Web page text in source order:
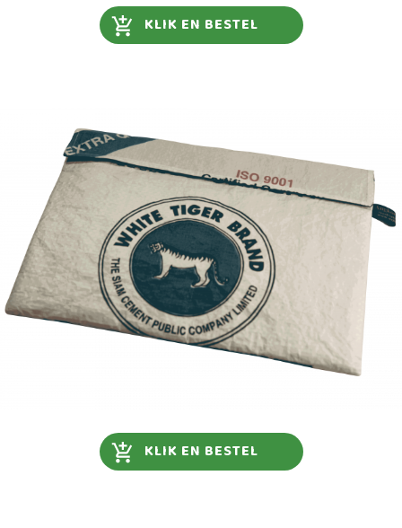
KLIK EN BESTEL
KLIK EN BESTEL